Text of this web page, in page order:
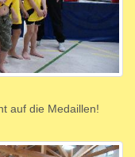
auf die Medaillen!